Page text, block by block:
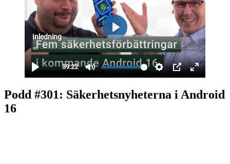
Podd #301: Säkerhets­­nyheterna i Android
16